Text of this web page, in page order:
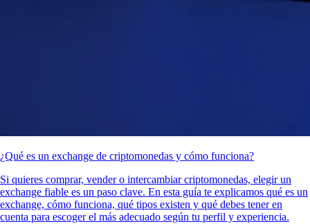
¿Qué es un exchange de criptomonedas y cómo funciona?
Si quieres comprar, vender o intercambiar criptomonedas, elegir un
exchange fiable es un paso clave. En esta guía te explicamos qué es un
exchange, cómo funciona, qué tipos existen y qué debes tener en
cuenta para escoger el más adecuado según tu perfil y experiencia.